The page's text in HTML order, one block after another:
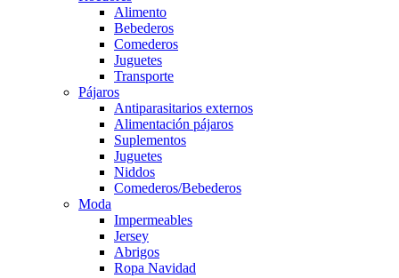
Alimento
Bebederos
Comederos
Juguetes
Transporte
Pájaros
Antiparasitarios externos
Alimentación pájaros
Suplementos
Juguetes
Niddos
Comederos/Bebederos
Moda
Impermeables
Jersey
Abrigos
Ropa Navidad